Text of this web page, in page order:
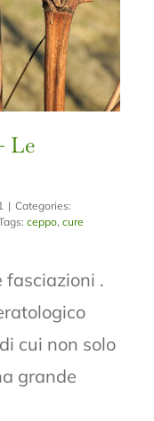
Le
| Categories:
ceppo,cure
fasciazioni .
cui non solo
grande